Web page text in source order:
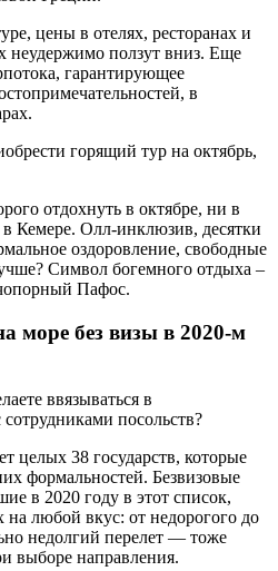
цены в отелях, ресторанах и
неудержимо ползут вниз. Еще
гарантирующее
в
горящий тур на октябрь,
отдохнуть в октябре, ни в
в Кемере. Олл-инклюзив, десятки
оздоровление, свободные
Символ богемного отдыха –
Пафос.
море без визы в 2020-м
ввязываться в
посольств?
целых 38 государств, которые
формальностей. Безвизовые
в 2020 году в этот список,
любой вкус: от недорогого до
недолгий перелет — тоже
выборе направления.